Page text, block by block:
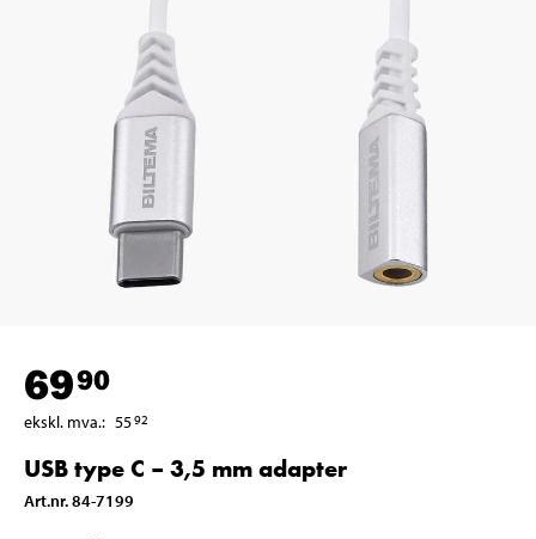
6990
ekskl. mva.: 5592
USB type C – 3,5 mm adapter
Art.nr.84-7199